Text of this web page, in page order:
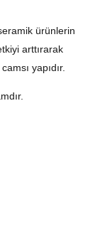
ürünlerin
arttırarak
yapıdır.